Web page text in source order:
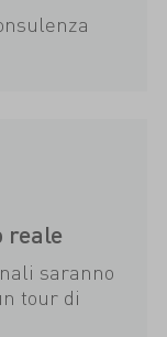
reale
saranno
tour di